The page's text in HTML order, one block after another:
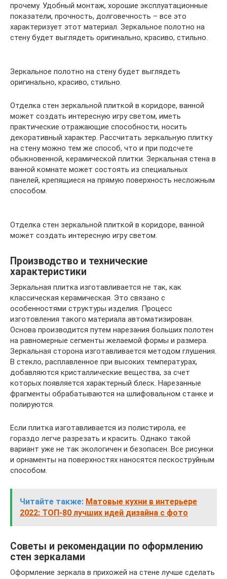
прочему. Удобный монтаж, хорошие эксплуатационные
показатели, прочность, долговечность – все это
характеризует этот материал. Зеркальное полотно на
стену будет выглядеть оригинально, красиво, стильно.
Зеркальное полотно на стену будет выглядеть
оригинально, красиво, стильно.
Отделка стен зеркальной плиткой в коридоре, ванной
может создать интересную игру светом, иметь
практические отражающие способности, носить
декоративный характер. Рассчитать зеркальную плитку
на стену можно тем же способ, что и при подсчете
обыкновенной, керамической плитки. Зеркальная стена в
ванной комнате может состоять из специальных
панелей, крепящиеся на прямую поверхность несложным
способом.
Отделка стен зеркальной плиткой в коридоре, ванной
может создать интересную игру светом.
Производство и технические
характеристики
Зеркальная плитка изготавливается не так, как
классическая керамическая. Это связано с
особенностями структуры изделия. Процесс
изготовления такого материала автоматизирован.
Основа производится путем нарезания больших полотен
на равномерные сегменты желаемой формы и размера.
Зеркальная сторона изготавливается методом глушения.
В стекло, расплавленное при высоких температурах,
добавляются кристаллические вещества, за счет
которых появляется характерный блеск. Нарезанные
фрагменты обрабатываются на шлифовальном станке и
полируются.
Если плитка изготавливается из полистирола, ее
гораздо легче разрезать и красить. Однако такой
вариант уже не так экологичен и безопасен. Все рисунки
и орнаменты на поверхностях наносятся пескоструйным
способом.
Читайте также: Матовые кухни в интерьере
2022: ТОП-80 лучших идей дизайна с фото
Советы и рекомендации по оформлению
стен зеркалами
Оформление зеркала в прихожей на стене лучше сделать